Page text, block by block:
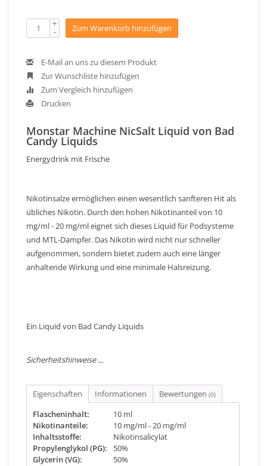
+
- Zum Warenkorb hinzufügen
E-Mail an uns zu diesem Produkt
Zur Wunschliste hinzufügen
Zum Vergleich hinzufügen
Drucken
Monstar Machine NicSalt Liquid von Bad
Candy Liquids
Energydrink mit Frische
Nikotinsalze ermöglichen einen wesentlich sanfteren Hit als
übliches Nikotin. Durch den hohen Nikotinanteil von 10
mg/ml - 20 mg/ml eignet sich dieses Liquid für Podsysteme
und MTL-Dampfer. Das Nikotin wird nicht nur schneller
aufgenommen, sondern bietet zudem auch eine länger
anhaltende Wirkung und eine minimale Halsreizung.
Ein Liquid von Bad Candy Liquids
Sicherheitshinweise ...
Eigenschaften Informationen Bewertungen (0)
Flascheninhalt:
10 ml
Nikotinanteile:
10 mg/ml - 20 mg/ml
Inhaltsstoffe:
Nikotinsalicylat
Propylenglykol (PG):
50%
Glycerin (VG):
50%